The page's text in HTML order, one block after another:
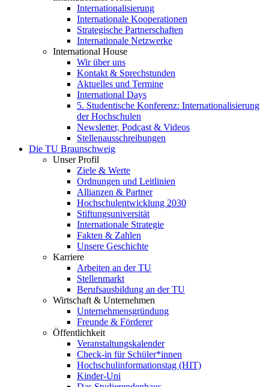
Internationalisierung
Internationale Kooperationen
Strategische Partnerschaften
Internationale Netzwerke
International House
Wir über uns
Kontakt & Sprechstunden
Aktuelles und Termine
International Days
5. Studentische Konferenz: Internationalisierung
der Hochschulen
Newsletter, Podcast & Videos
Stellenausschreibungen
Die TU Braunschweig
Unser Profil
Ziele & Werte
Ordnungen und Leitlinien
Allianzen & Partner
Hochschulentwicklung 2030
Stiftungsuniversität
Internationale Strategie
Fakten & Zahlen
Unsere Geschichte
Karriere
Arbeiten an der TU
Stellenmarkt
Berufsausbildung an der TU
Wirtschaft & Unternehmen
Unternehmensgründung
Freunde & Förderer
Öffentlichkeit
Veranstaltungskalender
Check-in für Schüler*innen
Hochschulinformationstag (HIT)
Kinder-Uni